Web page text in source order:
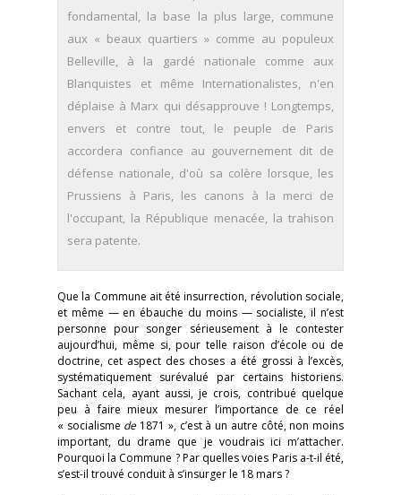
fondamental, la base la plus large, commune
aux « beaux quartiers » comme au populeux
Belleville, à la gardé nationale comme aux
Blanquistes et même Internationalistes, n'en
déplaise à Marx qui désapprouve ! Longtemps,
envers et contre tout, le peuple de Paris
accordera confiance au gouvernement dit de
défense nationale, d'où sa colère lorsque, les
Prussiens à Paris, les canons à la merci de
l'occupant, la République menacée, la trahison
sera patente.
Que la Commune ait été insurrection, révolution sociale,
et même — en ébauche du moins — socialiste, il n’est
personne pour songer sérieusement à le contester
aujourd’hui, même si, pour telle raison d’école ou de
doctrine, cet aspect des choses a été grossi à l’excès,
systématiquement surévalué par certains historiens.
Sachant cela, ayant aussi, je crois, contribué quelque
peu à faire mieux mesurer l’importance de ce réel
« socialisme de 1871 », c’est à un autre côté, non moins
important, du drame que je voudrais ici m’attacher.
Pourquoi la Commune ? Par quelles voies Paris a-t-il été,
s’est-il trouvé conduit à s’insurger le 18 mars ?